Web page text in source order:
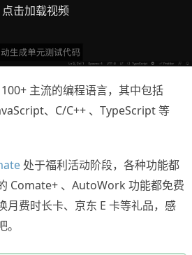
点击加载视频
主流的编程语言，其中包括
、C/C++ 、TypeScript 等
处于福利活动阶段，各种功能都
Comate+ 、AutoWork 功能都免费
月费时长卡、京东 E 卡等礼品，感